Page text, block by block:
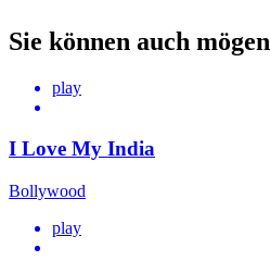
Sie können auch mögen
play
I Love My India
Bollywood
play